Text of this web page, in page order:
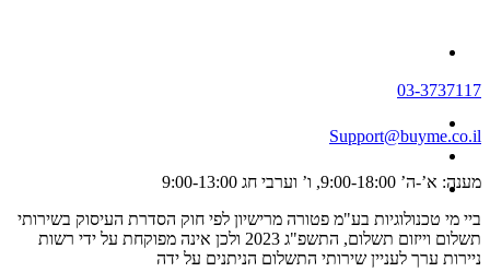
03-3737117
Support@buyme.co.il
מענה: א’-ה’ 9:00-18:00, ו’ וערבי חג 9:00-13:00
ביי מי טכנולוגיות בע"מ פטורה מרישיון לפי חוק הסדרת העיסוק בשירותי
תשלום וייזום תשלום, התשפ"ג 2023 ולכן אינה מפוקחת על ידי רשות
ניירות ערך לעניין שירותי התשלום הניתנים על ידה